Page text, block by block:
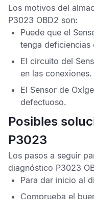
Los motivos del
P3023 OBD2 son:
Puede que el
tenga deficiencias
El circuito del
en las conexiones.
El Sensor de
defectuoso.
Posibles
P3023
Los pasos a seguir
diagnóstico P3023
Para dar inicio al
Comprueba el